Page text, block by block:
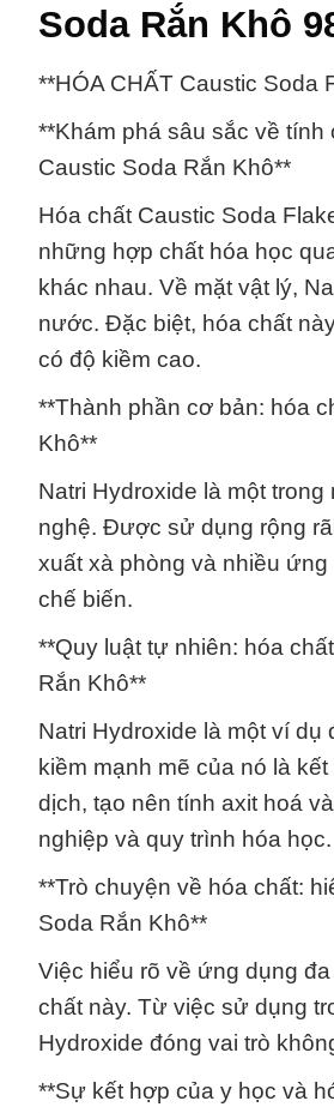
Soda Rắn Khô
**HÓA CHẤT Caustic Soda
**Khám phá sâu sắc về
Caustic Soda Rắn Khô**
Hóa chất Caustic Soda
những hợp chất hóa học
khác nhau. Về mặt vật lý,
nước. Đặc biệt, hóa chất
có độ kiềm cao.
**Thành phần cơ bản: hóa
Khô**
Natri Hydroxide là một
nghệ. Được sử dụng rộng
xuất xà phòng và nhiều
chế biến.
**Quy luật tự nhiên: hóa
Rắn Khô**
Natri Hydroxide là một ví
kiềm mạnh mẽ của nó là
dịch, tạo nên tính axit hoá
nghiệp và quy trình hóa học.
**Trò chuyện về hóa chất:
Soda Rắn Khô**
Việc hiểu rõ về ứng dụng
chất này. Từ việc sử dụng
Hydroxide đóng vai trò
**Sự kết hợp của y học và